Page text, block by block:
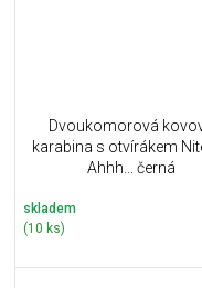
Dvoukomorová
karabina s otvírákem
Ahhh... černá
skladem
(10 ks)